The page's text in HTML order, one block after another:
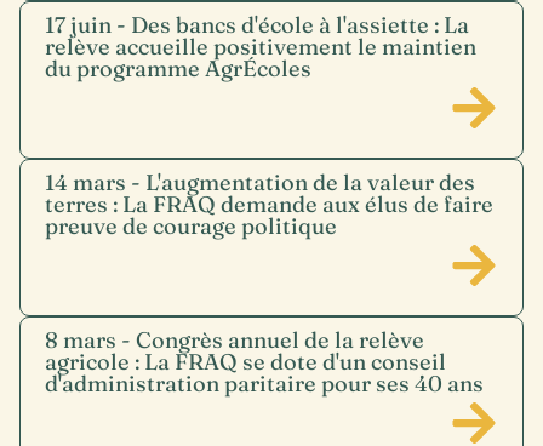
17 juin - Des bancs d'école à l'assiette : La
relève accueille positivement le maintien
du programme AgrÉcoles
14 mars - L'augmentation de la valeur des
terres : La FRAQ demande aux élus de faire
preuve de courage politique
8 mars - Congrès annuel de la relève
agricole : La FRAQ se dote d'un conseil
d'administration paritaire pour ses 40 ans